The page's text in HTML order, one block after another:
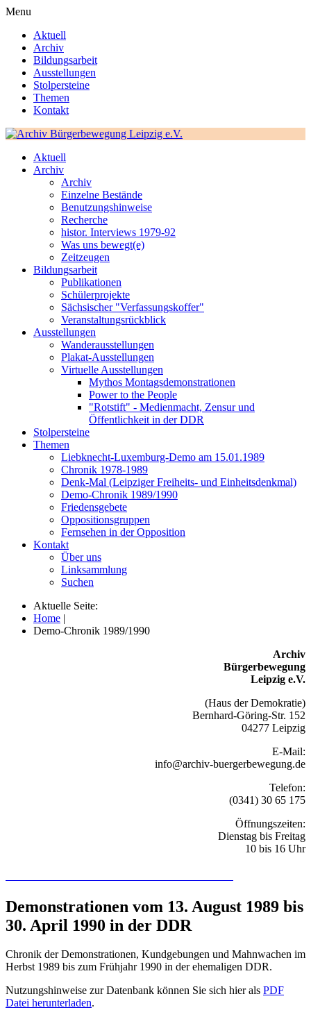
Menu
Aktuell
Archiv
Bildungsarbeit
Ausstellungen
Stolpersteine
Themen
Kontakt
Aktuell
Archiv
Archiv
Einzelne Bestände
Benutzungshinweise
Recherche
histor. Interviews 1979-92
Was uns bewegt(e)
Zeitzeugen
Bildungsarbeit
Publikationen
Schülerprojekte
Sächsischer "Verfassungskoffer"
Veranstaltungsrückblick
Ausstellungen
Wanderausstellungen
Plakat-Ausstellungen
Virtuelle Ausstellungen
Mythos Montagsdemonstrationen
Power to the People
"Rotstift" - Medienmacht, Zensur und
Öffentlichkeit in der DDR
Stolpersteine
Themen
Liebknecht-Luxemburg-Demo am 15.01.1989
Chronik 1978-1989
Denk-Mal (Leipziger Freiheits- und Einheitsdenkmal)
Demo-Chronik 1989/1990
Friedensgebete
Oppositionsgruppen
Fernsehen in der Opposition
Kontakt
Über uns
Linksammlung
Suchen
Aktuelle Seite:
Home |
Demo-Chronik 1989/1990
Archiv
Bürgerbewegung
Leipzig e.V.
(Haus der Demokratie)
Bernhard-Göring-Str. 152
04277 Leipzig
E-Mail:
info@archiv-buergerbewegung.de
Telefon:
(0341) 30 65 175
Öffnungszeiten:
Dienstag bis Freitag
10 bis 16 Uhr
Demonstrationen vom 13. August 1989 bis
30. April 1990 in der DDR
Chronik der Demonstrationen, Kundgebungen und Mahnwachen im
Herbst 1989 bis zum Frühjahr 1990 in der ehemaligen DDR.
Nutzungshinweise zur Datenbank können Sie sich hier als PDF
Datei herunterladen.